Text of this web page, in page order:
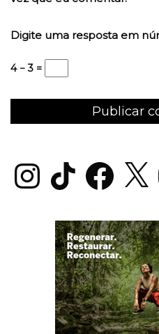
Digite uma resposta em
4 − 3 =
InstagramTikTok Facebook
X